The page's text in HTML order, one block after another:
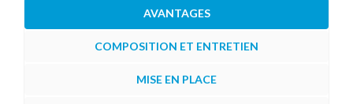
AVANTAGES
COMPOSITION ET ENTRETIEN
MISE EN PLACE